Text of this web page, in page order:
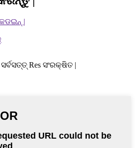
|
Res ସଂରକ୍ଷିତ |